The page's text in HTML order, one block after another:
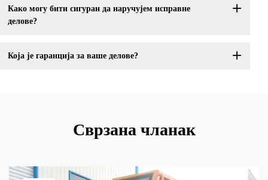
Како могу бити сигуран да наручујем исправне
делове?
Која је гаранција за ваше делове?
Сврзана чланак